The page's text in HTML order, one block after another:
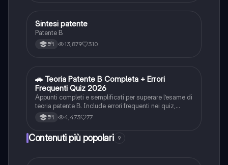
Altro
Sintesi patente
Patente B
5ªl 13,879 310
Altro
🚗 Teoria Patente B Completa + Errori
Frequenti Quiz 2026
Appunti completi e semplificati per superare l’esame di
teoria patente B. Include errori frequenti nei quiz,
spiegazioni chiare e schemi riassuntivi.
5ªl 4,473 77
Contenuti più popolari 9